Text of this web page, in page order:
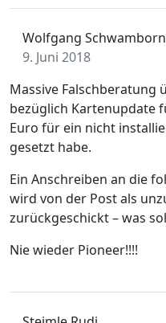
Wolfgang Schwamborn
9. Juni 2018
Massive Falschberatung
bezüglich Kartenupdate
Euro für ein nicht
gesetzt habe.
Ein Anschreiben an die
wird von der Post als
zurückgeschickt – was
Nie wieder Pioneer!!!!